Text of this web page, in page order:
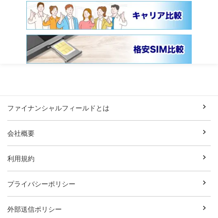
ファイナンシャルフィールドとは
会社概要
利用規約
プライバシーポリシー
外部送信ポリシー